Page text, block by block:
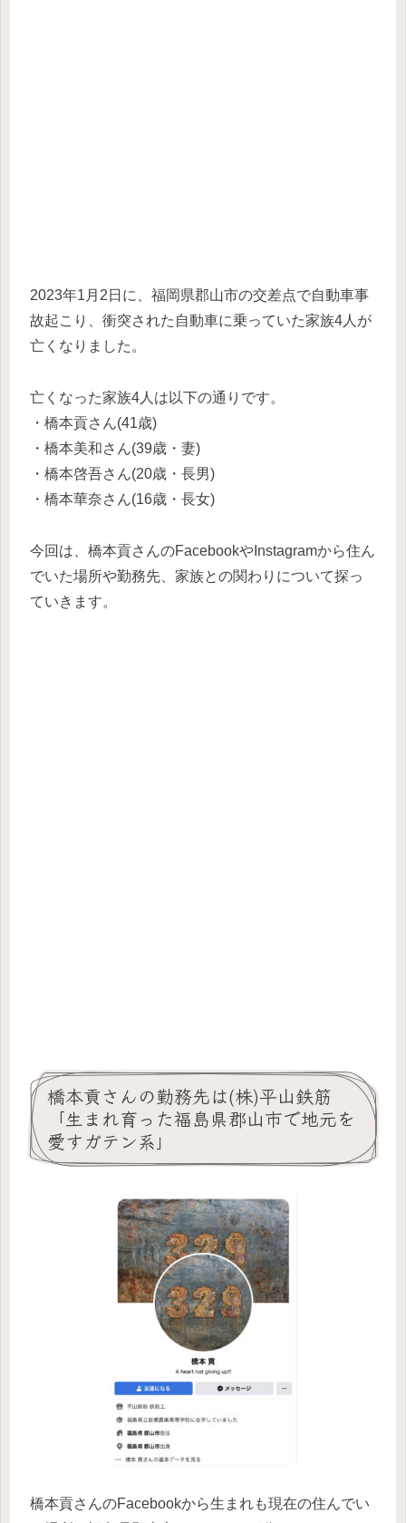
2023年1月2日に、福岡県郡山市の交差点で自動車事
故起こり、衝突された自動車に乗っていた家族4人が
亡くなりました。
亡くなった家族4人は以下の通りです。
・橋本貢さん(41歳)
・橋本美和さん(39歳・妻)
・橋本啓吾さん(20歳・長男)
・橋本華奈さん(16歳・長女)
今回は、橋本貢さんのFacebookやInstagramから住ん
でいた場所や勤務先、家族との関わりについて探っ
ていきます。
橋本貢さんの勤務先は(株)平山鉄筋
「生まれ育った福島県郡山市で地元を
愛すガテン系」
橋本貢さんのFacebookから生まれも現在の住んでい